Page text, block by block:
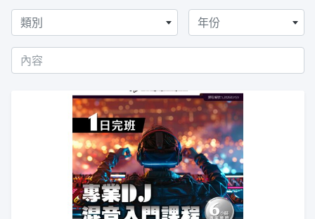
類別 年份